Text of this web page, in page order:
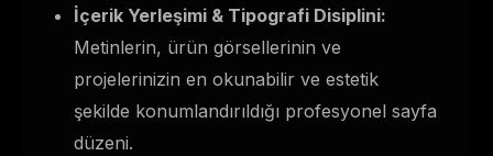
İçerik Yerleşimi & Tipografi Disiplini:
Metinlerin, ürün görsellerinin ve
projelerinizin en okunabilir ve estetik
şekilde konumlandırıldığı profesyonel sayfa
düzeni.